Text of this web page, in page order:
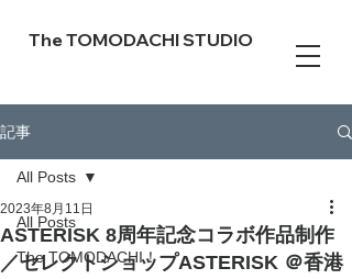
The TOMODACHI STUDIO
記事
All Posts
The TOMODACHI！
All Posts
ASTERISK 8周年記念コラボ作品制作
／セレクトショップASTERISK ＠香港
2023年8月11日